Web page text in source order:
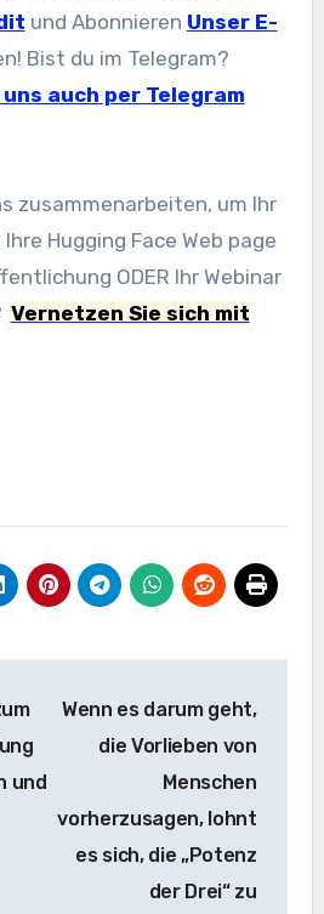
und Abonnieren Unser E-
Bist du im Telegram?
auch per Telegram
zusammenarbeiten, um Ihr
Hugging Face Web page
ODER Ihr Webinar
Vernetzen Sie sich mit
und
Wenn es darum geht,
die Vorlieben von
Menschen
vorherzusagen, lohnt
es sich, die „Potenz
der Drei“ zu